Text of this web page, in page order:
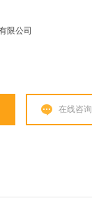
限公司
在线咨询